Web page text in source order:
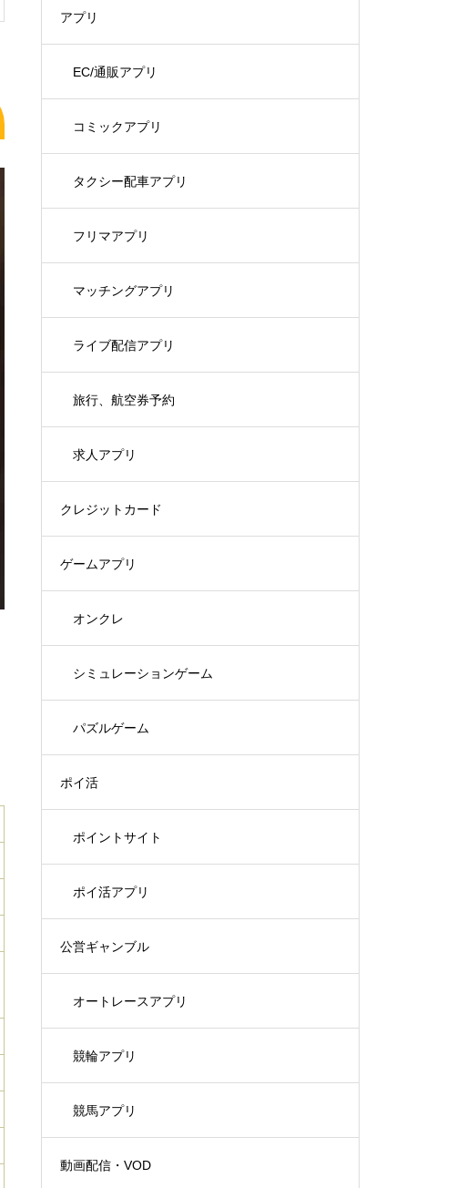
アプリ
EC/通販アプリ
コミックアプリ
タクシー配車アプリ
フリマアプリ
マッチングアプリ
ライブ配信アプリ
旅行、航空券予約
求人アプリ
クレジットカード
ゲームアプリ
オンクレ
シミュレーションゲーム
パズルゲーム
ポイ活
ポイントサイト
ポイ活アプリ
公営ギャンブル
オートレースアプリ
競輪アプリ
競馬アプリ
動画配信・VOD